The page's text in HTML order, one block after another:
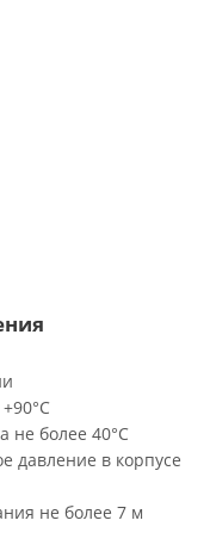
не более 40°C
давление в корпусе
не более 7 м